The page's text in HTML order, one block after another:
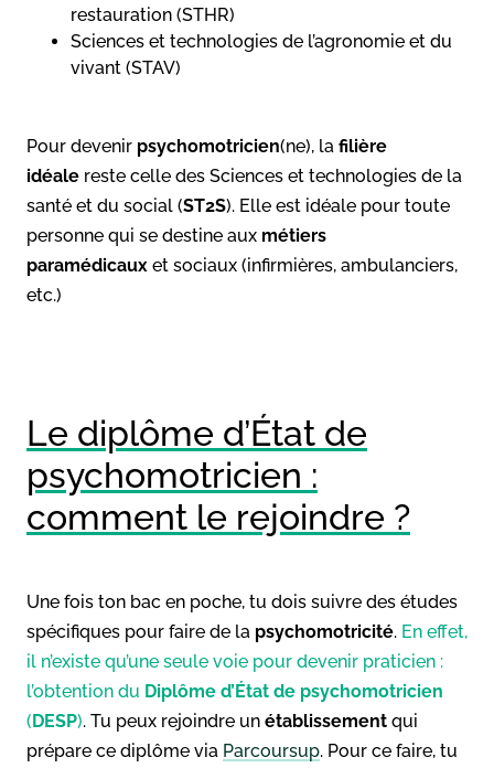
restauration (STHR)
Sciences et technologies de l’agronomie et du
vivant (STAV)
Pour devenir psychomotricien(ne), la filière
idéale reste celle des Sciences et technologies de la
santé et du social (ST2S). Elle est idéale pour toute
personne qui se destine aux métiers
paramédicaux et sociaux (infirmières, ambulanciers,
etc.)
Le diplôme d’État de
psychomotricien :
comment le rejoindre ?
Une fois ton bac en poche, tu dois suivre des études
spécifiques pour faire de la psychomotricité. En effet,
il n’existe qu’une seule voie pour devenir praticien :
l’obtention du Diplôme d’État de psychomotricien
(DESP). Tu peux rejoindre un établissement qui
prépare ce diplôme via Parcoursup. Pour ce faire, tu